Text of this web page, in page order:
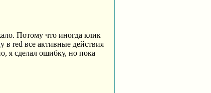
Потому что иногда клик
в red все активные действия
я сделал ошибку, но пока